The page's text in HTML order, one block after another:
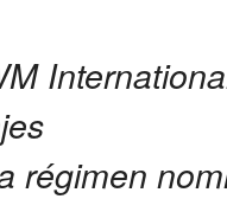
régimen